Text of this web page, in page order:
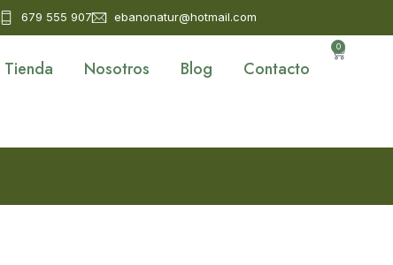
679 555 907 ebanonatur@hotmail.com
Tienda Nosotros Blog Contacto
0